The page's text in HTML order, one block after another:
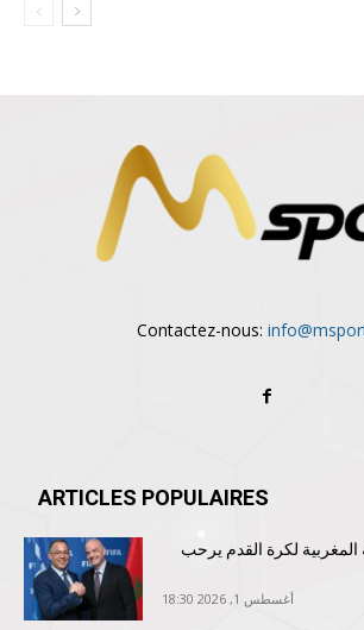
Contactez-nous:
ARTICLES POPULAIRES
المغربية لكرة القدم يرحب
أغسطس 1, 2026 18:30